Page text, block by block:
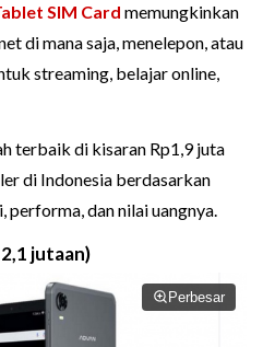
SIM Card memungkinkan
di mana saja, menelepon, atau
streaming, belajar online,
terbaik di kisaran Rp1,9 juta
di Indonesia berdasarkan
performa, dan nilai uangnya.
jutaan)
Perbesar